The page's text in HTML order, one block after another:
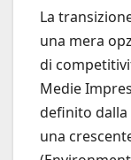
La
una mera
di
Medie
definito dalla
una